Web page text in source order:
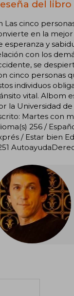
del
Las cinco
en la mejor
esperanza y
con los
se
cinco personas
individuos
vital. Albom
la Universidad
Martes con
256 /
/ Estar bien